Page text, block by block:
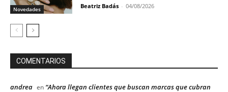
Novedades Beatriz Badás - 04/08/2026
COMENTARIOS
andrea en “Ahora llegan clientes que buscan marcas que cubran